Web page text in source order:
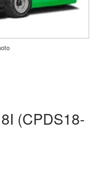
(CPDS18-